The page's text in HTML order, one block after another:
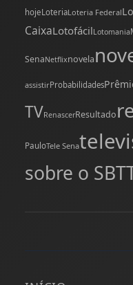
hojeLoteriaLoteria Federal
CaixaLotofácilLotomania
SenaNetflixnovela
assistirProbabilidades
TVRenascerResultado
PauloTele Sena
sobre o SBT